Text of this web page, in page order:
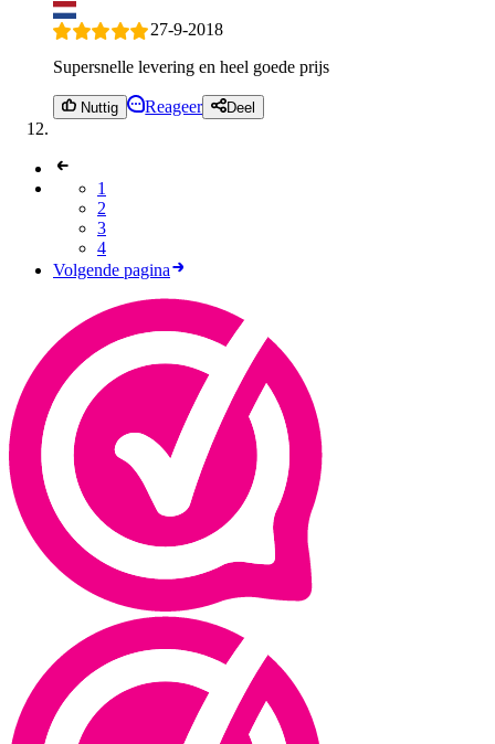
27-9-2018
Supersnelle levering en heel goede prijs
Nuttig Reageer Deel
1
2
3
4
Volgende pagina